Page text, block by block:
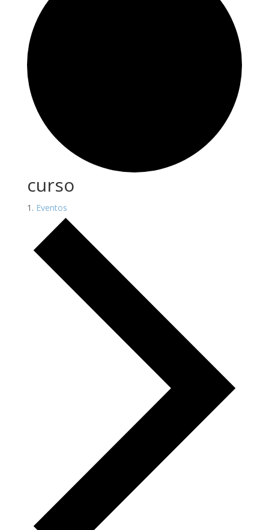
curso
Eventos